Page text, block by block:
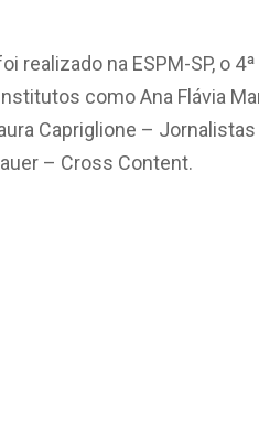
realizado na ESPM-SP, o
como Ana Flávia
Capriglione –
– Cross Content.